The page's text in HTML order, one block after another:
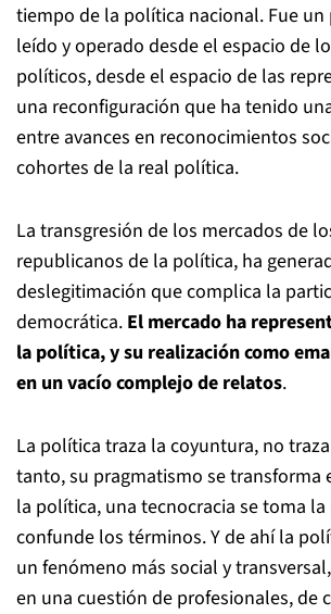
tiempo de la política nacional. Fue
leído y operado desde el espacio de
políticos, desde el espacio de las
una reconfiguración que ha tenido
entre avances en reconocimientos
cohortes de la real política.
La transgresión de los mercados de
republicanos de la política, ha
deslegitimación que complica la
democrática. El mercado ha
la política, y su realización como
en un vacío complejo de relatos.
La política traza la coyuntura, no
tanto, su pragmatismo se transforma
la política, una tecnocracia se toma
confunde los términos. Y de ahí la
un fenómeno más social y
en una cuestión de profesionales, de